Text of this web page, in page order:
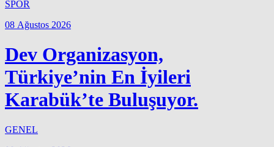
SPOR
08 Ağustos 2026
Dev Organizasyon,
Türkiye’nin En İyileri
Karabük’te Buluşuyor.
GENEL